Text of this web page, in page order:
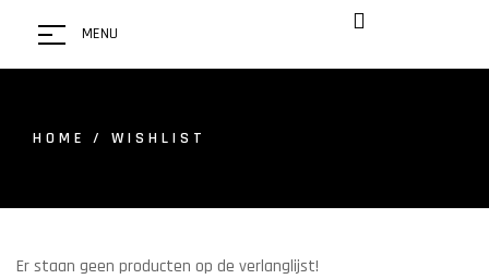
MENU
HOME / WISHLIST
Er staan geen producten op de verlanglijst!